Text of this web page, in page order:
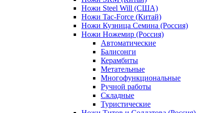
Ножи Steel Will (США)
Ножи Tac-Force (Китай)
Ножи Кузница Семина (Россия)
Ножи Ножемир (Россия)
Автоматические
Балисонги
Керамбиты
Метательные
Многофункциональные
Ручной работы
Складные
Туристические